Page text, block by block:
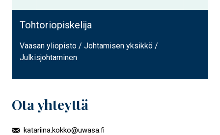
Tohtoriopiskelija
Vaasan yliopisto / Johtamisen yksikkö /
Julkisjohtaminen
Ota yhteyttä
katariina.kokko@uwasa.fi